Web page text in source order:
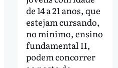
de 14 a 21 anos, que
estejam cursando,
no mínimo, ensino
fundamental II,
podem concorrer